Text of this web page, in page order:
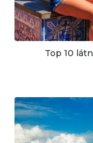
Top 10